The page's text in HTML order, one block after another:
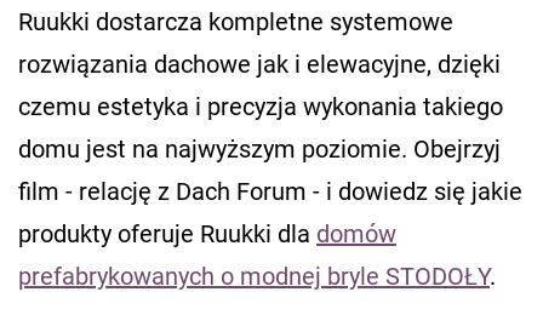
Ruukki dostarcza kompletne systemowe
rozwiązania dachowe jak i elewacyjne, dzięki
czemu estetyka i precyzja wykonania takiego
domu jest na najwyższym poziomie. Obejrzyj
film - relację z Dach Forum - i dowiedz się jakie
produkty oferuje Ruukki dla domów
prefabrykowanych o modnej bryle STODOŁY.